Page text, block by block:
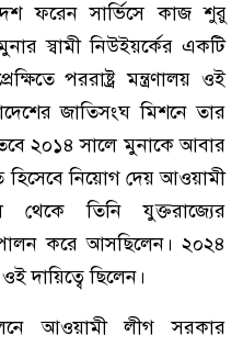
ফরেন সার্ভিসে কাজ শুরু
স্বামী নিউইয়র্কের একটি
পররাষ্ট্র মন্ত্রণালয় ওই
জাতিসংঘ মিশনে তার
২০১৪ সালে মুনাকে আবার
হিসেবে নিয়োগ দেয় আওয়ামী
তিনি যুক্তরাজ্যের
পালন করে আসছিলেন। ২০২৪
দায়িত্বে ছিলেন।
আওয়ামী লীগ সরকার